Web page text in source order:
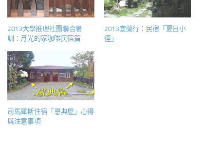
2013大學推理社團聯合暑
訓：月光的家咖啡民宿篇
2013宜蘭行：民宿「夏日小
徑」
司馬庫斯住宿「恩典屋」心得
與注意事項